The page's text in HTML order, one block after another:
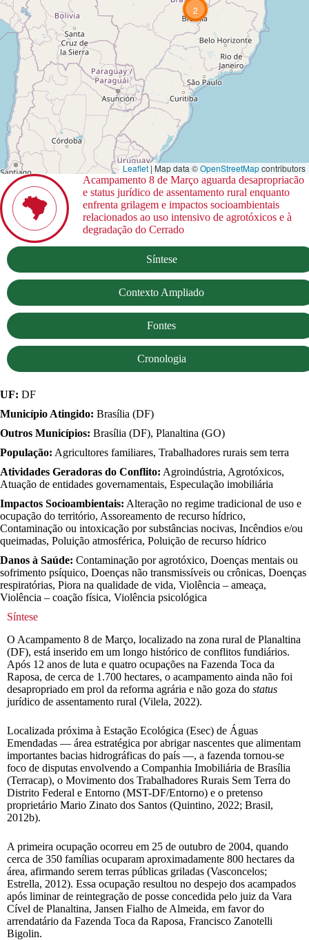
2
Leaflet | Map data ©OpenStreetMapcontributors
Acampamento 8 de Março aguarda desapropriacão
e status jurídico de assentamento rural enquanto
enfrenta grilagem e impactos socioambientais
relacionados ao uso intensivo de agrotóxicos e à
degradação do Cerrado
Síntese
Contexto Ampliado
Fontes
Cronologia
UF: DF
Município Atingido: Brasília (DF)
Outros Municípios: Brasília (DF), Planaltina (GO)
População: Agricultores familiares, Trabalhadores rurais sem terra
Atividades Geradoras do Conflito: Agroindústria, Agrotóxicos,
Atuação de entidades governamentais, Especulação imobiliária
Impactos Socioambientais: Alteração no regime tradicional de uso e
ocupação do território, Assoreamento de recurso hídrico,
Contaminação ou intoxicação por substâncias nocivas, Incêndios e/ou
queimadas, Poluição atmosférica, Poluição de recurso hídrico
Danos à Saúde: Contaminação por agrotóxico, Doenças mentais ou
sofrimento psíquico, Doenças não transmissíveis ou crônicas, Doenças
respiratórias, Piora na qualidade de vida, Violência – ameaça,
Violência – coação física, Violência psicológica
Síntese
O Acampamento 8 de Março, localizado na zona rural de Planaltina
(DF), está inserido em um longo histórico de conflitos fundiários.
Após 12 anos de luta e quatro ocupações na Fazenda Toca da
Raposa, de cerca de 1.700 hectares, o acampamento ainda não foi
desapropriado em prol da reforma agrária e não goza do status
jurídico de assentamento rural (Vilela, 2022).
Localizada próxima à Estação Ecológica (Esec) de Águas
Emendadas — área estratégica por abrigar nascentes que alimentam
importantes bacias hidrográficas do país —, a fazenda tornou-se
foco de disputas envolvendo a Companhia Imobiliária de Brasília
(Terracap), o Movimento dos Trabalhadores Rurais Sem Terra do
Distrito Federal e Entorno (MST-DF/Entorno) e o pretenso
proprietário Mario Zinato dos Santos (Quintino, 2022; Brasil,
2012b).
A primeira ocupação ocorreu em 25 de outubro de 2004, quando
cerca de 350 famílias ocuparam aproximadamente 800 hectares da
área, afirmando serem terras públicas griladas (Vasconcelos;
Estrella, 2012). Essa ocupação resultou no despejo dos acampados
após liminar de reintegração de posse concedida pelo juiz da Vara
Cível de Planaltina, Jansen Fialho de Almeida, em favor do
arrendatário da Fazenda Toca da Raposa, Francisco Zanotelli
Bigolin.